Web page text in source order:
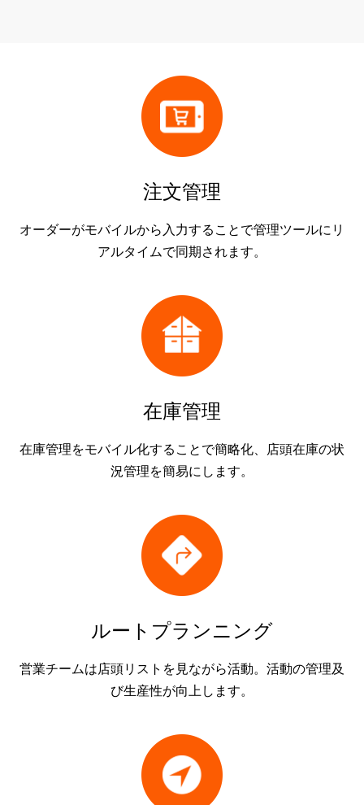
注文管理
オーダーがモバイルから入力することで管理ツールにリ
アルタイムで同期されます。
在庫管理
在庫管理をモバイル化することで簡略化、店頭在庫の状
況管理を簡易にします。
ルートプランニング
営業チームは店頭リストを見ながら活動。活動の管理及
び生産性が向上します。